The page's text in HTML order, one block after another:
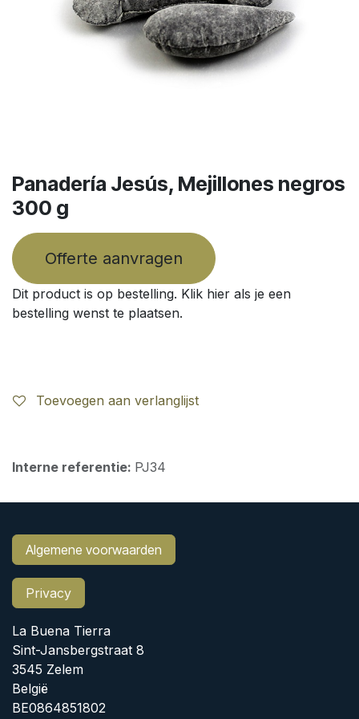
Panadería Jesús, Mejillones negros
300 g
Offerte aanvragen
Dit product is op bestelling. Klik hier als je een
bestelling wenst te plaatsen.
Toevoegen aan verlanglijst
Interne referentie: PJ34
Algemene voorwaarden
Privacy
La Buena Tierra
Sint-Jansbergstraat 8
3545 Zelem
België
BE0864851802